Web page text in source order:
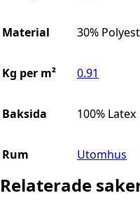
Material 30%
Kg per m² 0.91
Baksida 100% Latex
Rum Utomhus
Relaterade